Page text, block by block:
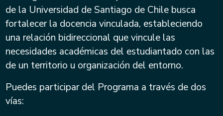
de la Universidad de Santiago de Chile busca
fortalecer la docencia vinculada, estableciendo
una relación bidireccional que vincule las
necesidades académicas del estudiantado con las
de un territorio u organización del entorno.
Puedes participar del Programa a través de dos
vías: